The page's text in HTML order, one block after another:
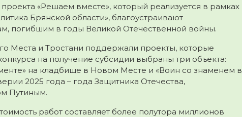
«Решаем вместе», который реализуется в рамках
Брянской области», благоустраивают
погибшим в годы Великой Отечественной войны.
Места и Тростани поддержали проекты, которые
на получение субсидии выбраны три объекта:
на кладбище в Новом Месте и «Воин со знаменем в
2025 года – года Защитника Отечества,
Путиным.
работ составляет более полутора миллионов